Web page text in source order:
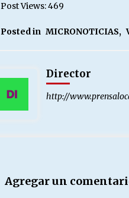
Post Views:469
Posted in MICRONOTICIAS,
Director
http://
Agregar un